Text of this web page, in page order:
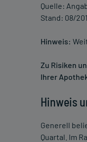
Quelle:
Stand: 08/
Hinweis:
Zu Risiken
Ihrer
Hinweis
Generell
Quartal. Im